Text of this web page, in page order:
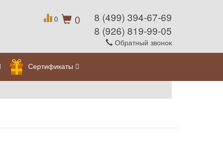
0
0
8 (499) 394-67-69
8 (926) 819-99-05
Обратный звонок
Сертификаты